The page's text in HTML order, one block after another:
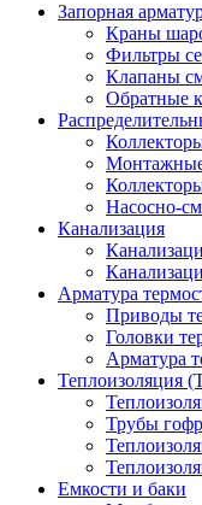
Запорная
Краны
Фильтры
Клапаны
Обратные
Насосно-
Канализация
Арматура
Приводы
Головки
Арматура
Теплоизоляция
Трубы
Емкости и баки